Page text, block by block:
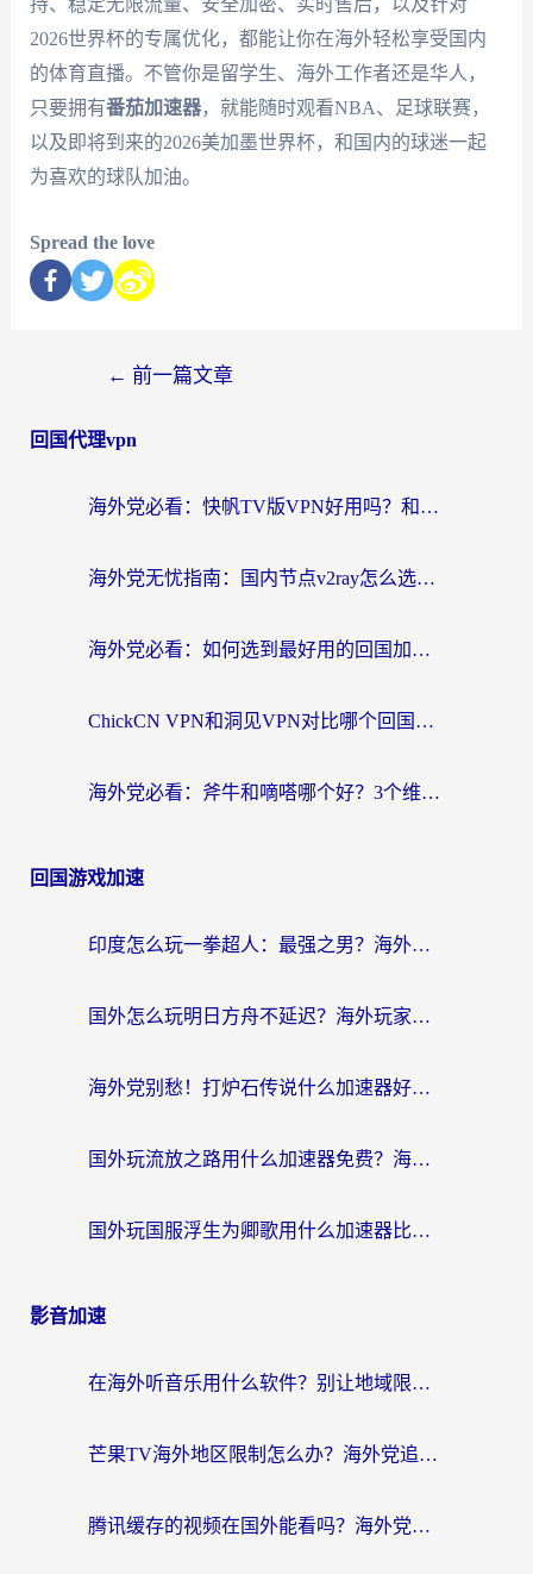
持、稳定无限流量、安全加密、实时售后，以及针对
2026世界杯的专属优化，都能让你在海外轻松享受国内
的体育直播。不管你是留学生、海外工作者还是华人，
只要拥有番茄加速器，就能随时观看NBA、足球联赛，
以及即将到来的2026美加墨世界杯，和国内的球迷一起
为喜欢的球队加油。
Spread the love
← 前一篇文章
回国代理vpn
海外党必看：快帆TV版VPN好用吗？和快游VPN对比哪个回国效果更好？附实用避坑指南
海外党无忧指南：国内节点v2ray怎么选？一键回国VPN+多场景实测帮你避坑
海外党必看：如何选到最好用的回国加速器？从节点到售后的全维度指南
ChickCN VPN和洞见VPN对比哪个回国效果更好？海外党亲测3款加速器+避坑指南
海外党必看：斧牛和嘀嗒哪个好？3个维度教你选对回国加速器
回国游戏加速
印度怎么玩一拳超人：最强之男？海外党国服游戏加速避坑指南
国外怎么玩明日方舟不延迟？海外玩家国服游戏加速终极指南（附DNF梦幻诛仙解决方案）
海外党别愁！打炉石传说什么加速器好用？3个实用技巧解决国服游戏卡顿
国外玩流放之路用什么加速器免费？海外党亲测有效的国服游戏加速指南
国外玩国服浮生为卿歌用什么加速器比较好？海外党亲测不踩坑指南
影音加速
在海外听音乐用什么软件？别让地域限制断了你的华语歌单
芒果TV海外地区限制怎么办？海外党追剧看片的实用加速器选择指南
腾讯缓存的视频在国外能看吗？海外党追剧看片的终极解决方案